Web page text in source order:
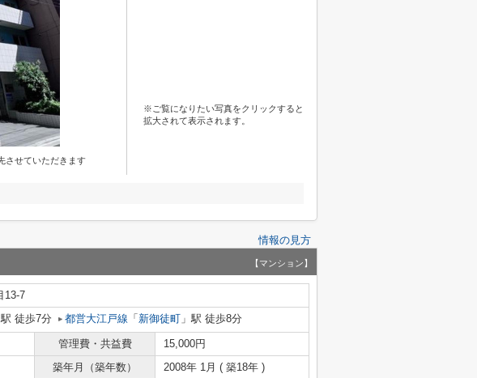
させていただきます
※ご覧になりたい写真をクリックすると
拡大されて表示されます。
情報の見方
【マンション】
13-7
駅 徒歩7分 都営大江戸線 「 新御徒町 」駅 徒歩8分
管理費・共益費
15,000円
築年月（築年数） 2008年 1月 ( 築18年 )